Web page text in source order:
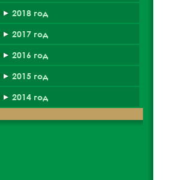
2018 год
2017 год
2016 год
2015 год
2014 год